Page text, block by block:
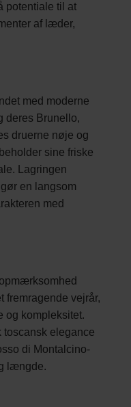
potentiale til at
af læder,
med moderne
deres Brunello,
druerne nøje og
sine friske
Lagringen
en langsom
med
fremragende vejrår,
og kompleksitet.
toscansk elegance
di Montalcino-
længde.